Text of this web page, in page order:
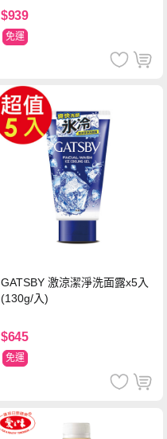
$939
免運
GATSBY 激涼潔淨洗面露x5入
(130g/入)
$645
免運